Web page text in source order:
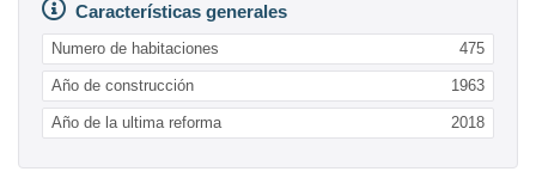
Características generales
Numero de habitaciones 475
Año de construcción 1963
Año de la ultima reforma 2018